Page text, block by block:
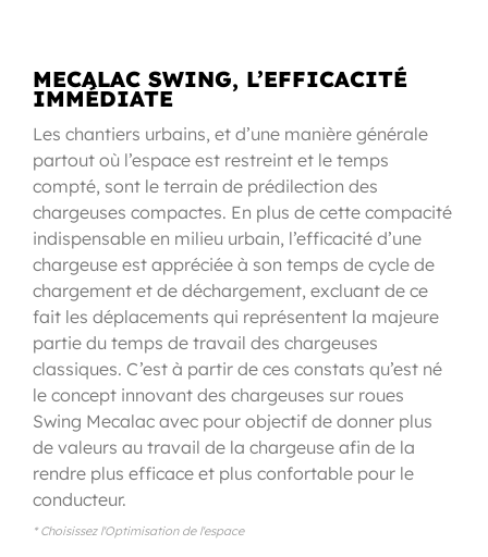
MECALAC SWING, L’EFFICACITÉ
IMMÉDIATE
Les chantiers urbains, et d’une manière générale
partout où l’espace est restreint et le temps
compté, sont le terrain de prédilection des
chargeuses compactes. En plus de cette compacité
indispensable en milieu urbain, l’efficacité d’une
chargeuse est appréciée à son temps de cycle de
chargement et de déchargement, excluant de ce
fait les déplacements qui représentent la majeure
partie du temps de travail des chargeuses
classiques. C’est à partir de ces constats qu’est né
le concept innovant des chargeuses sur roues
Swing Mecalac avec pour objectif de donner plus
de valeurs au travail de la chargeuse afin de la
rendre plus efficace et plus confortable pour le
conducteur.
* Choisissez l'Optimisation de l'espace